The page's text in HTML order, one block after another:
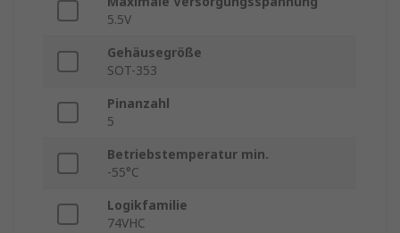
5.5V
Gehäusegröße
SOT-353
Pinanzahl
5
Betriebstemperatur min.
-55°C
Logikfamilie
74VHC